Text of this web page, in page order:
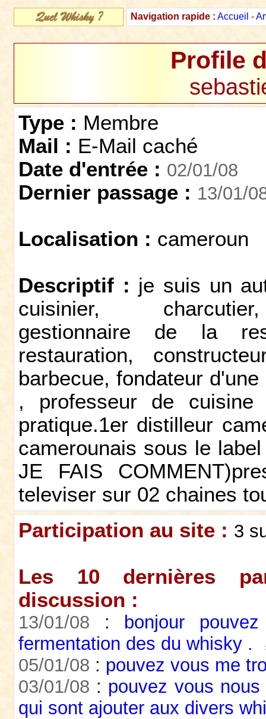
Navigation rapide : Accueil -
Profile
Type : Membre
Mail : E-Mail caché
Date d'entrée : 02/01/08
Dernier passage : 13/01/
Localisation : cameroun
Descriptif : je suis un
cuisinier, charcutier,
gestionnaire de la
restauration,
barbecue, fondateur
, professeur de
pratique.1er distilleur
camerounais sous le
JE FAIS
televiser sur 02 chaines
Participation au site : 3
Les 10 dernières
discussion :
13/01/08 :
bonjour
fermentation des du whisky .
05/01/08 : pouvez vous me
03/01/08 : pouvez vous
qui sont ajouter aux divers